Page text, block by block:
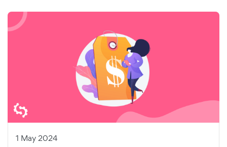
1 May 2024